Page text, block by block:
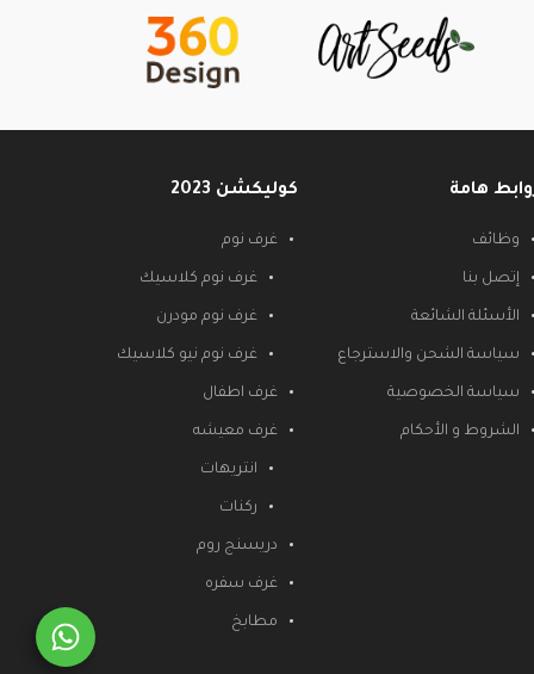
هامة
وظائف
إتصل بنا
الأسئلة الشائعة
سياسة الشحن والاسترجاع
سياسة الخصوصية
الشروط و الأحكام
كوليكشن 2023
غرف نوم
غرف نوم كلاسيك
غرف نوم مودرن
غرف نوم نيو كلاسيك
غرف اطفال
غرف معيشه
انتريهات
ركنات
دريسنج روم
غرف سفره
مطابخ